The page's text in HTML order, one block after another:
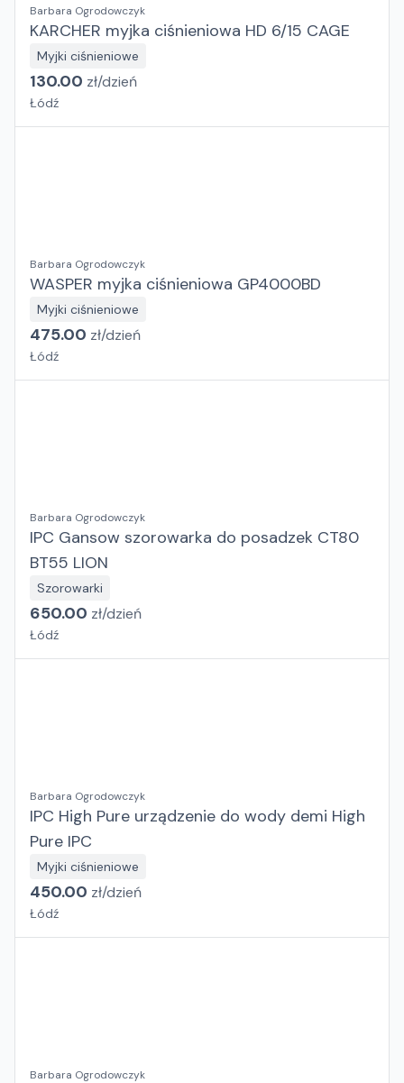
Barbara Ogrodowczyk
KARCHER myjka ciśnieniowa HD 6/15 CAGE
Myjki ciśnieniowe
130.00 zł/dzień
Łódź
Barbara Ogrodowczyk
WASPER myjka ciśnieniowa GP4000BD
Myjki ciśnieniowe
475.00 zł/dzień
Łódź
Barbara Ogrodowczyk
IPC Gansow szorowarka do posadzek CT80
BT55 LION
Szorowarki
650.00 zł/dzień
Łódź
Barbara Ogrodowczyk
IPC High Pure urządzenie do wody demi High
Pure IPC
Myjki ciśnieniowe
450.00 zł/dzień
Łódź
Barbara Ogrodowczyk